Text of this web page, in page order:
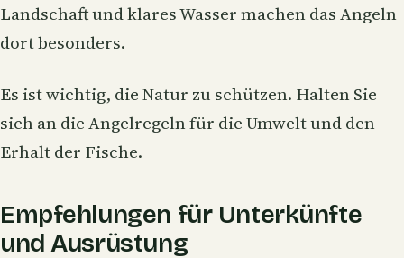
Landschaft und klares Wasser machen das Angeln
dort besonders.
Es ist wichtig, die Natur zu schützen. Halten Sie
sich an die Angelregeln für die Umwelt und den
Erhalt der Fische.
Empfehlungen für Unterkünfte
und Ausrüstung